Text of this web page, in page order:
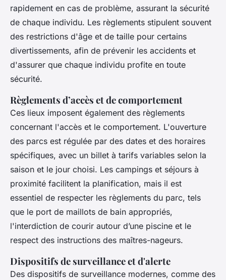
rapidement en cas de problème, assurant la sécurité
de chaque individu. Les règlements stipulent souvent
des restrictions d'âge et de taille pour certains
divertissements, afin de prévenir les accidents et
d'assurer que chaque individu profite en toute
sécurité.
Règlements d’accès et de comportement
Ces lieux imposent également des règlements
concernant l'accès et le comportement. L'ouverture
des parcs est régulée par des dates et des horaires
spécifiques, avec un billet à tarifs variables selon la
saison et le jour choisi. Les campings et séjours à
proximité facilitent la planification, mais il est
essentiel de respecter les règlements du parc, tels
que le port de maillots de bain appropriés,
l'interdiction de courir autour d’une piscine et le
respect des instructions des maîtres-nageurs.
Dispositifs de surveillance et d'alerte
Des dispositifs de surveillance modernes, comme des